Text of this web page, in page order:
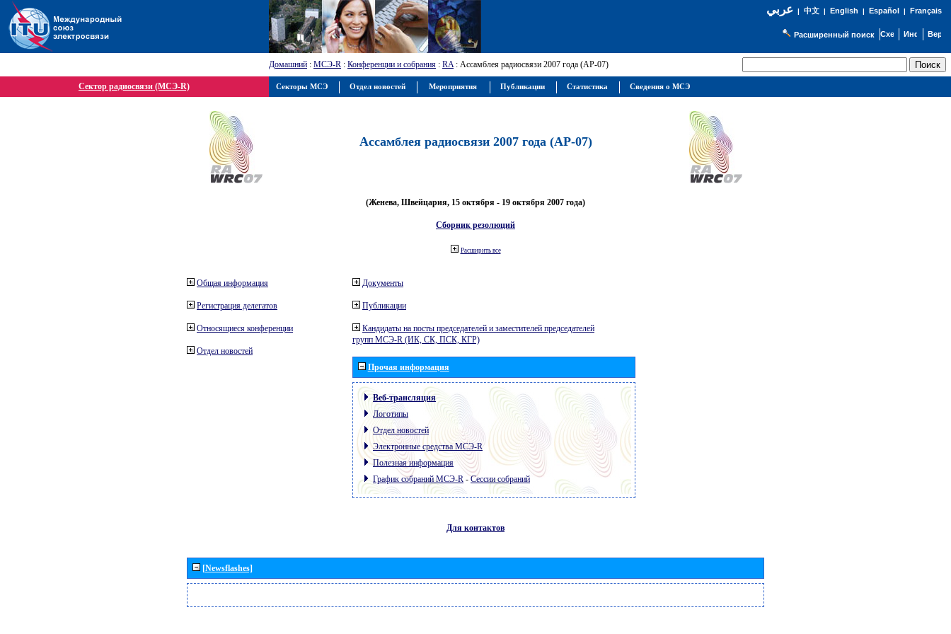
عربي| 中文| English | Español | Français
Расширенный поиск
Домашний : МСЭ-R : Конференции и собрания : RA: Ассамблея радиосвязи 2007 года (АР-07)
Сектор радиосвязи (МСЭ-R)
Ассамблея радиосвязи 2007 года (АР-07)
(Женева, Швейцария, 15 октября - 19 октября 2007 года)
Сборник резолюций
Расширить все
Общая информация
Регистрация делегатов
Относящиеся конференции
Отдел новостей
Документы
Публикации
Кандидаты на посты председателей и заместителей председателей
групп МСЭ-R (ИК, СК, ПСК, КГР)
Прочая информация
Веб-трансляция
Логотипы
Отдел новостей
Электронные средства МСЭ-R
Полезная информация
График собраний МСЭ-R -Сессии собраний
Для контактов
[Newsflashes]
Секторы МСЭ Отдел новостей Мероприятия Публикации Статистика Сведения о МСЭ